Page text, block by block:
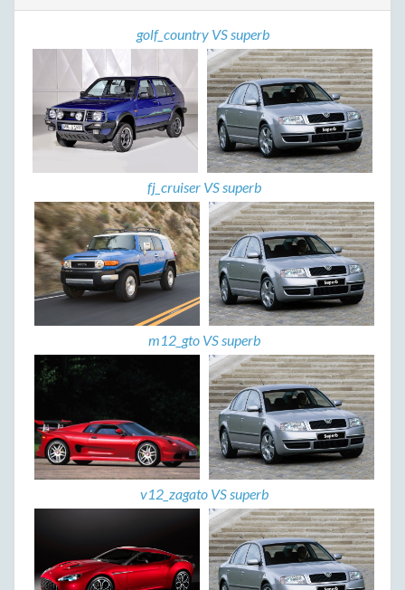
golf_country VS superb
fj_cruiser VS superb
m12_gto VS superb
v12_zagato VS superb